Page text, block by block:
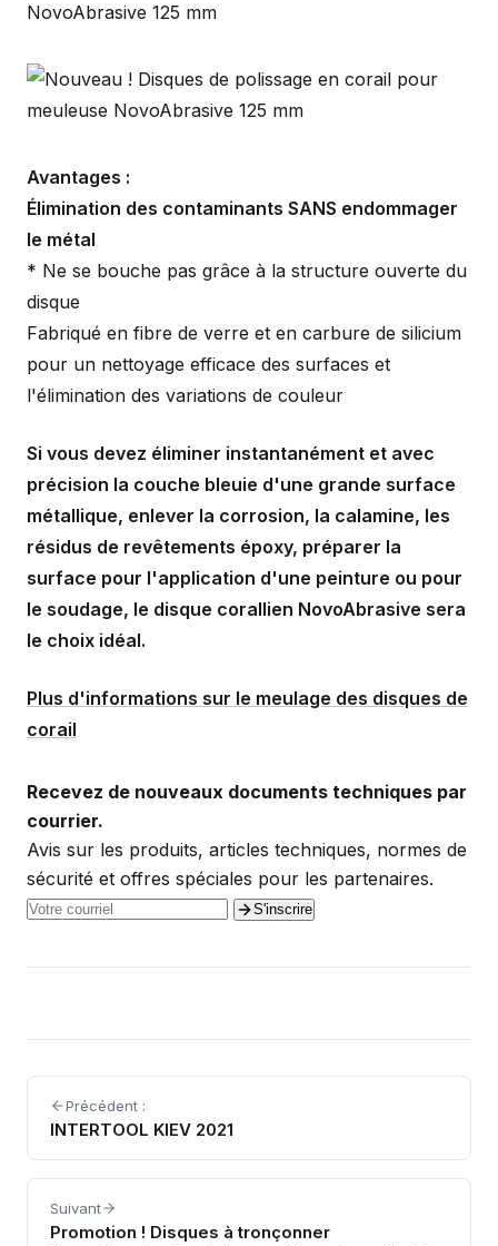
Avantages :
Élimination des contaminants SANS endommager
le métal
* Ne se bouche pas grâce à la structure ouverte du
disque
Fabriqué en fibre de verre et en carbure de silicium
pour un nettoyage efficace des surfaces et
l'élimination des variations de couleur
Si vous devez éliminer instantanément et avec
précision la couche bleuie d'une grande surface
métallique, enlever la corrosion, la calamine, les
résidus de revêtements époxy, préparer la
surface pour l'application d'une peinture ou pour
le soudage, le disque corallien NovoAbrasive sera
le choix idéal.
Plus d'informations sur le meulage des disques de
corail
Recevez de nouveaux documents techniques par
courrier.
Avis sur les produits, articles techniques, normes de
sécurité et offres spéciales pour les partenaires.
S'inscrire
Précédent :
INTERTOOL KIEV 2021
Suivant
Promotion ! Disques à tronçonner